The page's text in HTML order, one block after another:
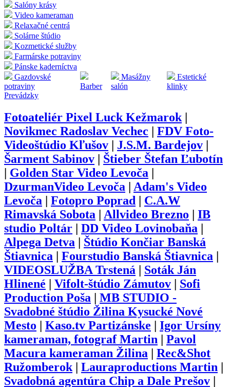
Salóny krásy
Video kameraman
Relaxačné centrá
Solárne štúdio
Kozmetické služby
Farmárske potraviny
Pánske kaderníctva
Gazdovské
potraviny
Barber
Masážny
salón
Estetické
klinky
Prevádzky
Fotoateliér Pixel Luck Kežmarok|
Novikmec Radoslav Vechec
FDV Foto-
Videoštúdio Kľušov
J.S.M. Bardejov
Šarment Sabinov
Štieber Štefan Ľubotín
Golden Star Video Levoča
DzurmanVideo Levoča
Adam's Video
Levoča
Fotopro Poprad
C.A.W
Rimavská Sobota
Allvideo Brezno
IB
studio Poltár
DD Video Lovinobaňa
Alpega Detva
Štúdio Končiar Banská
Štiavnica
Fourstudio Banská Štiavnica
VIDEOSLUŽBA Trstená
Soták Ján
Hlinené
Vifolt-štúdio Zámutov
Sofi
Production Poša
MB STUDIO -
Svadobné štúdio Žilina Kysucké Nové
Mesto
Kaso.tv Partizánske
Igor Ursíny
kameraman, fotograf Martin
Pavol
Macura kameraman Žilina
Rec&Shot
Ružomberok| Lauraproductions Martin
Svadobná agentúra Chip a Dale Prešov